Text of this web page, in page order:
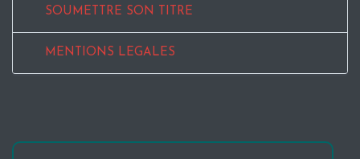
SOUMETTRE SON TITRE
MENTIONS LEGALES